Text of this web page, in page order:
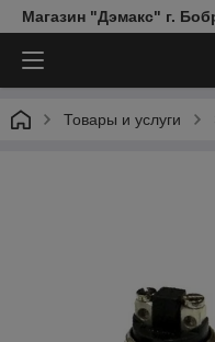
Магазин "Дэмакс" г.
Товары и услуги